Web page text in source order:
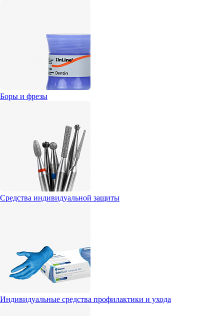
Боры и фрезы
Средства индивидуальной защиты
Индивидуальные средства профилактики и ухода